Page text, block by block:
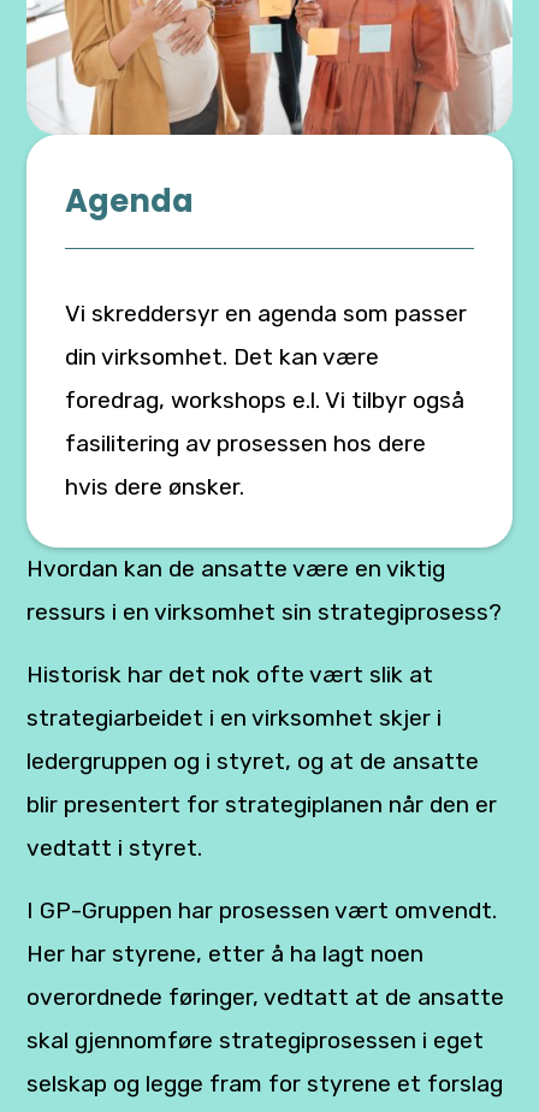
Hvordan kan de ansatte være en viktig
ressurs i en virksomhet sin strategiprosess?
Historisk har det nok ofte vært slik at
strategiarbeidet i en virksomhet skjer i
ledergruppen og i styret, og at de ansatte
blir presentert for strategiplanen når den er
vedtatt i styret.
I GP-Gruppen har prosessen vært omvendt.
Her har styrene, etter å ha lagt noen
overordnede føringer, vedtatt at de ansatte
skal gjennomføre strategiprosessen i eget
selskap og legge fram for styrene et forslag
Agenda
Vi skreddersyr en agenda som passer
din virksomhet. Det kan være
foredrag, workshops e.l. Vi tilbyr også
fasilitering av prosessen hos dere
hvis dere ønsker.